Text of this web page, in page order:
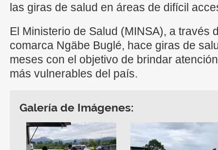
las giras de salud en áreas de difícil
El Ministerio de Salud (MINSA), a través
comarca Ngäbe Buglé, hace giras de
meses con el objetivo de brindar
más vulnerables del país.
Galería de Imágenes: